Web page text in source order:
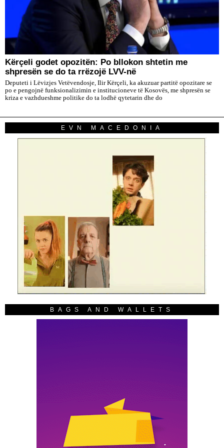
Kërçeli godet opozitën: Po bllokon shtetin me
shpresën se do ta rrëzojë LVV-në
Deputeti i Lëvizjes Vetëvendosje, Ilir Kërçeli, ka akuzuar partitë opozitare se
po e pengojnë funksionalizimin e institucioneve të Kosovës, me shpresën se
kriza e vazhdueshme politike do ta lodhë qytetarin dhe do
EVN MACEDONIA
BAGS AND WALLETS